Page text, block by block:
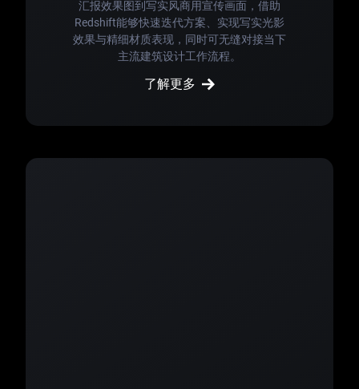
汇报效果图到写实风商用宣传画面，借助
Redshift能够快速迭代方案、实现写实光影
效果与精细材质表现，同时可无缝对接当下
主流建筑设计工作流程。
了解更多